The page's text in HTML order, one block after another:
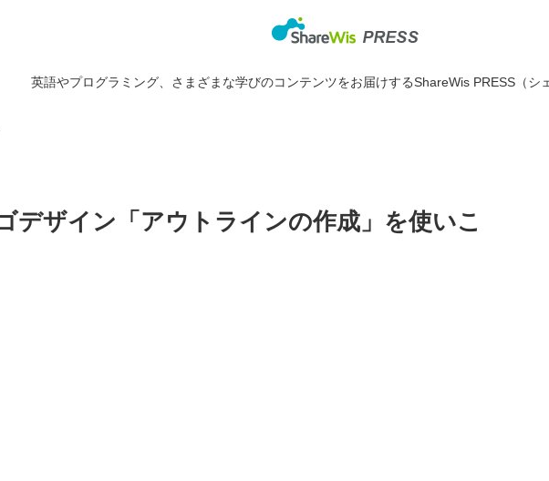
英語やプログラミング、さまざまな学びのコンテンツをお届けするShareWis PRESS（シ
デザイン「アウトラインの作成」を使いこ